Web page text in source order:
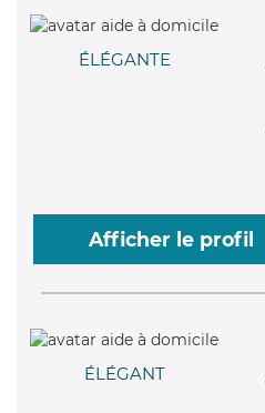
ÉLÉGANTE
Afficher le profil
ÉLÉGANT